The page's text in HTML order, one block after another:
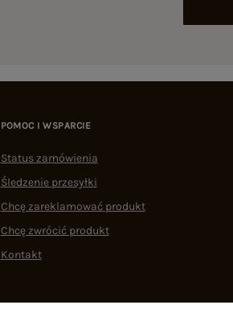
POMOC I WSPARCIE
Status zamówienia
Śledzenie przesyłki
Chcę zareklamować produkt
Chcę zwrócić produkt
Kontakt